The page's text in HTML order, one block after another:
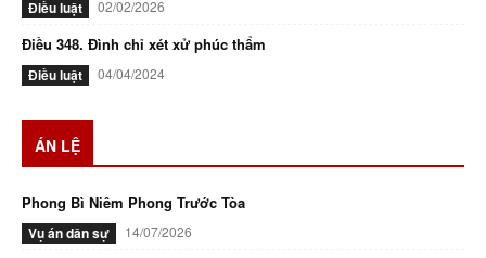
Điều luật 02/02/2026
Điều 348. Đình chỉ xét xử phúc thẩm
Điều luật 04/04/2024
ÁN LỆ
Phong Bì Niêm Phong Trước Tòa
Vụ án dân sự 14/07/2026